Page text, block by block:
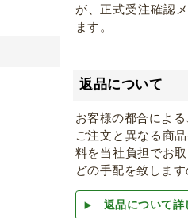
が、正式受注確認
ます。
返品について
お客様の都合によ
ご注文と異なる商
料を当社負担でお
どの手配を致しま
返品について詳